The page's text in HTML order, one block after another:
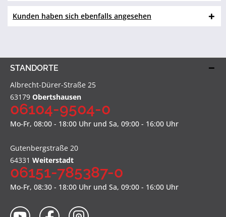
Kunden haben sich ebenfalls angesehen
STANDORTE
Albrecht-Dürer-Straße 25
63179 Obertshausen
06104-9504-0
Mo-Fr, 08:00 - 18:00 Uhr und Sa, 09:00 - 16:00 Uhr
Gutenbergstraße 20
64331 Weiterstadt
06151-785387-0
Mo-Fr, 08:30 - 18:00 Uhr und Sa, 09:00 - 16:00 Uhr